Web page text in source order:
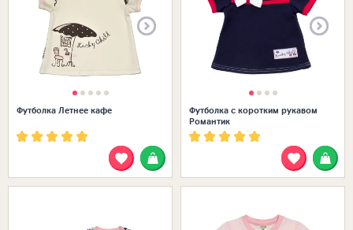
Футболка Летнее кафе
Футболка с коротким рукавом
Романтик